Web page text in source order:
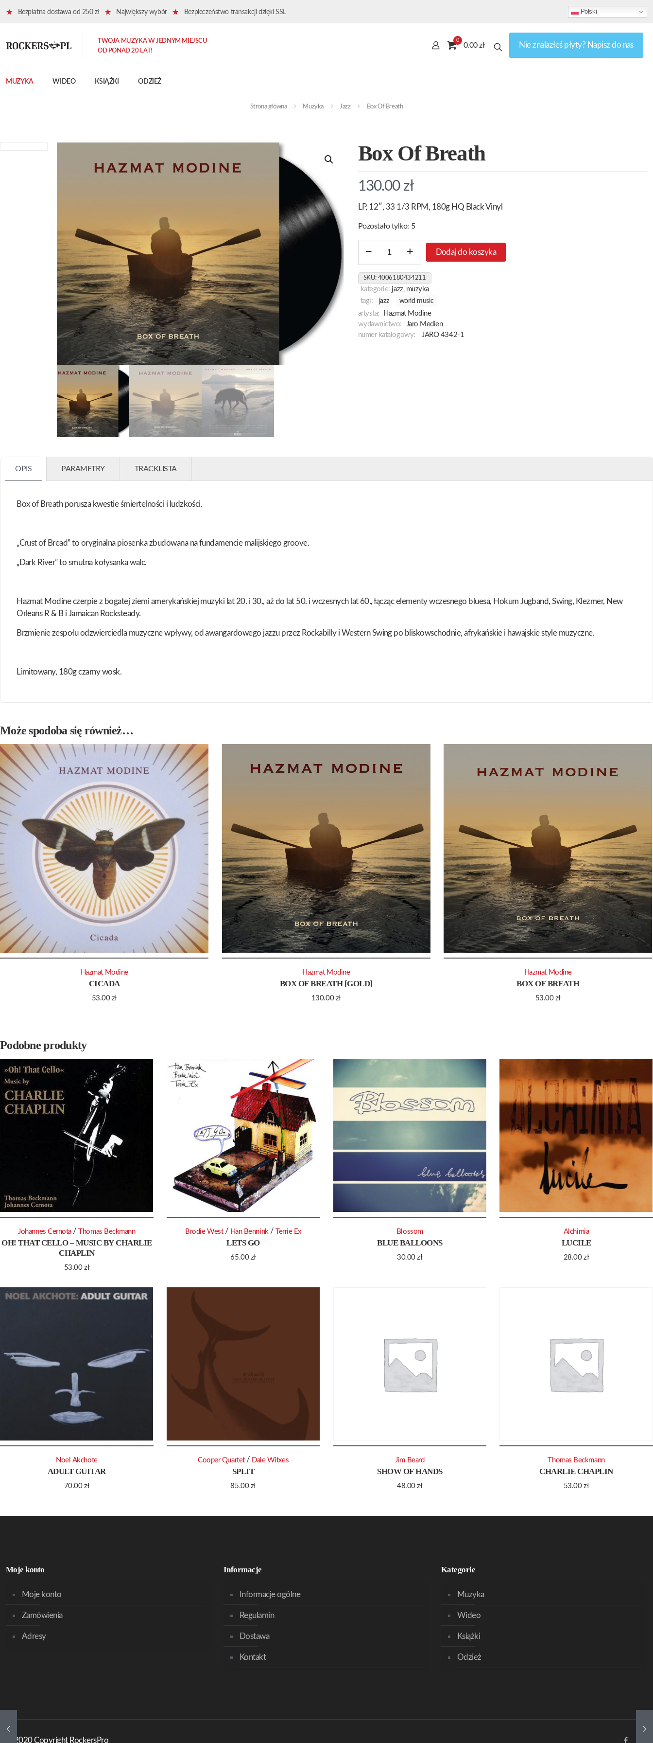
Bezpłatna dostawa od 250 zł Największy wybór Bezpieczeństwo transakcji dzięki SSL Polski
MUZYKA WIDEO KSIĄŻKI ODZIEŻ
TWOJA MUZYKA W JEDNYM MIEJSCU
OD PONAD 20 LAT!
0
0.00 zł Nie znalazłeś płyty? Napisz do nas
Strona główna Muzyka Jazz Box Of Breath
Box Of Breath
130.00 zł
LP, 12″, 33 1/3 RPM, 180g HQ Black Vinyl
Pozostało tylko: 5
Breath
Dodaj do koszyka
SKU: 4006180434211
kategorie: jazz, muzyka
tagi:
jazz world music
artysta:
Hazmat Modine
wydawnictwo:
Jaro Medien
numer katalogowy:
JARO 4342-1
OPIS PARAMETRY TRACKLISTA
Box of Breath porusza kwestie śmiertelności i ludzkości.
„Crust of Bread” to oryginalna piosenka zbudowana na fundamencie malijskiego groove.
„Dark River” to smutna kołysanka walc.
Hazmat Modine czerpie z bogatej ziemi amerykańskiej muzyki lat 20. i 30., aż do lat 50. i wczesnych lat 60., łącząc elementy wczesnego bluesa, Hokum Jugband, Swing, Klezmer, New
Orleans R & B i Jamaican Rocksteady.
Brzmienie zespołu odzwierciedla muzyczne wpływy, od awangardowego jazzu przez Rockabilly i Western Swing po bliskowschodnie, afrykańskie i hawajskie style muzyczne.
Limitowany, 180g czarny wosk.
Może spodoba się również…
CICADA
53.00 zł
Hazmat Modine
BOX OF BREATH [GOLD]
130.00 zł
Hazmat Modine
BOX OF BREATH
53.00 zł
Hazmat Modine
Podobne produkty
OH! THAT CELLO – MUSIC BY CHARLIE
CHAPLIN
53.00zł
Johannes Cernota / Thomas Beckmann
LETS GO
65.00 zł
Brodie West / Han Bennink / Terrie Ex
BLUE BALLOONS
30.00zł
Blossom
LUCILE
28.00zł
Alchimia
ADULT GUITAR
70.00zł
Noel Akchote
SPLIT
85.00 zł
Cooper Quartet / Dale Witxes
SHOW OF HANDS
48.00zł
Jim Beard
CHARLIE CHAPLIN
53.00zł
Thomas Beckmann
Moje konto
Moje konto
Zamówienia
Adresy
Informacje
Informacje ogólne
Regulamin
Dostawa
Kontakt
Kategorie
Muzyka
Wideo
Książki
Odzież
© 2020 Copyright RockersPro